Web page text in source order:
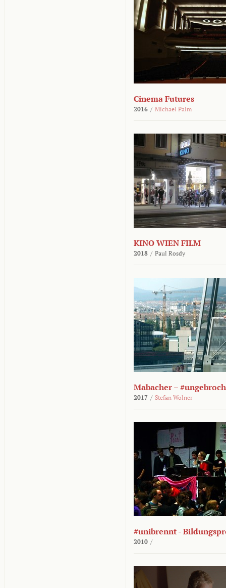
Cinema Futures
2016 / Michael Palm
KINO WIEN FILM
2018 / Paul Rosdy
Mabacher –
2017 / Stefan Wolner
#unibrennt -
2010 /